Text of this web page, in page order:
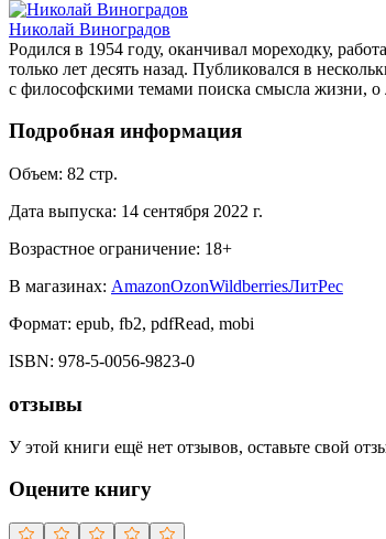
Николай Виноградов
Родился в 1954 году, оканчивал мореходку,
только лет десять назад. Публиковался в
с философскими темами поиска смысла жизни,
Подробная информация
Объем: 82 стр.
Дата выпуска: 14 сентября 2022 г.
Возрастное ограничение: 18+
В магазинах: AmazonOzonWildberriesЛитРес
Формат: epub, fb2, pdfRead, mobi
ISBN: 978-5-0056-9823-0
отзывы
У этой книги ещё нет отзывов, оставьте свой
Оцените книгу